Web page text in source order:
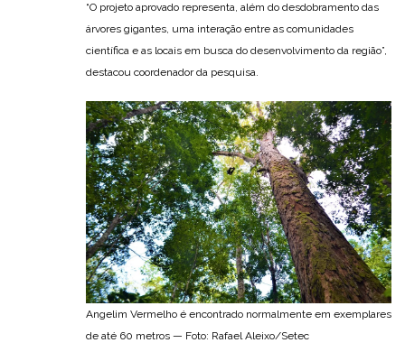
“O projeto aprovado representa, além do desdobramento das
árvores gigantes, uma interação entre as comunidades
científica e as locais em busca do desenvolvimento da região”,
destacou coordenador da pesquisa.
Angelim Vermelho é encontrado normalmente em exemplares
de até 60 metros — Foto: Rafael Aleixo/Setec